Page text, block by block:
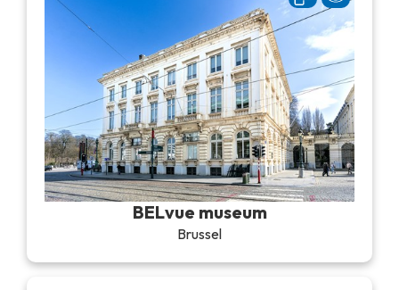
BELvue museum
Brussel